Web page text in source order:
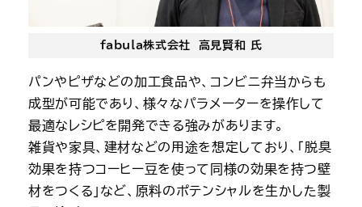
fabula株式会社 高見賢和 氏
パンやピザなどの加工食品や、コンビニ弁当からも
成型が可能であり、様々なパラメーターを操作して
最適なレシピを開発できる強みがあります。
雑貨や家具、建材などの用途を想定しており、「脱臭
効果を持つコーヒー豆を使って同様の効果を持つ壁
材をつくる」など、原料のポテンシャルを生かした製